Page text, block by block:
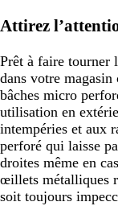
Attirez
Prêt à faire tourner
dans votre
bâches micro
utilisation en
intempéries et aux
perforé qui laisse
droites même en
œillets métalliques
soit toujours